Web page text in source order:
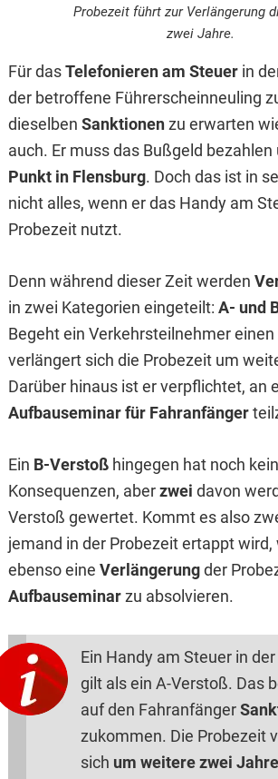
Probezeit führt zur Verlängerung
zwei Jahre.
Für dasTelefonieren am Steuerin
der betroffene Führerscheinneuling
dieselben Sanktionenzu erwarten
auch. Er muss das Bußgeld
Punkt in Flensburg. Doch das ist in
nicht alles, wenn er das Handy am
Probezeit nutzt.
Denn während dieser Zeit werden
in zwei Kategorien eingeteilt: A- und
Begeht ein Verkehrsteilnehmer einen
verlängert sich die Probezeit um
Darüber hinaus ist er verpflichtet, an
Aufbauseminar für Fahranfänger
Ein B-Verstoßhingegen hat noch
Konsequenzen, aberzwei davon
Verstoß gewertet. Kommt es also
jemand in der Probezeit ertappt
ebenso eine Verlängerungder
Aufbauseminarzu absolvieren.
Ein Handy am Steuer in der
gilt als ein A-Verstoß. Das
auf den Fahranfänger
zukommen. Die Probezeit
sich um weitere zwei Jahre